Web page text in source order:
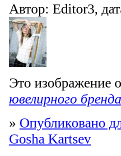
Автор: Editor3,
Это изображение
ювелирного
» Опубликовано
Gosha Kartsev